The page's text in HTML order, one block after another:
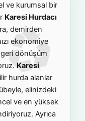
ve kurumsal bir
Karesi Hurdacı
demirden
ekonomiye
geri dönüşüm
Karesi
hurda alanlar
elinizdeki
ve en yüksek
Ayrıca